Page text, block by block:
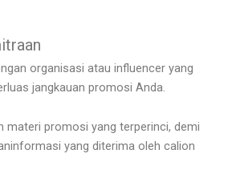
organisasi atau influencer yang
jangkauan promosi Anda.
materi promosi yang terperinci, demi
yang diterima oleh calion